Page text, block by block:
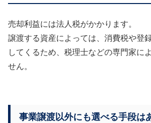
売却利益には法人税がかかります。
譲渡する資産によっては、消費税や登
してくるため、税理士などの専門家に
せん。
事業譲渡以外にも選べる手段は